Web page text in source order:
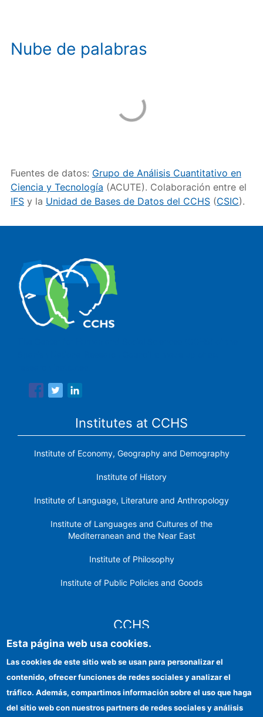
Nube de palabras
Fuentes de datos: Grupo de Análisis Cuantitativo en
Ciencia y Tecnología (ACUTE). Colaboración entre el
IFS y la Unidad de Bases de Datos del CCHS(CSIC).
Institutes at CCHS
Institute of Economy, Geography and Demography
Institute of History
Institute of Language, Literature and Anthropology
Institute of Languages ​​and Cultures of the
Mediterranean and the Near East
Institute of Philosophy
Institute of Public Policies and Goods
CCHS
Institutional identity
Esta página web usa cookies.
Las cookies de este sitio web se usan para personalizar el
contenido, ofrecer funciones de redes sociales y analizar el
tráfico. Además, compartimos información sobre el uso que haga
del sitio web con nuestros partners de redes sociales y análisis